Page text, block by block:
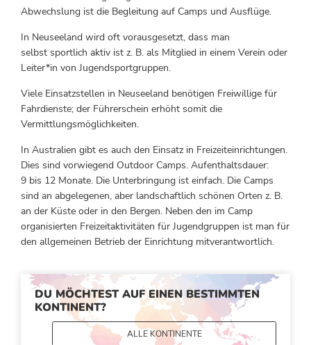
Abwechslung ist die Begleitung auf Camps und Ausflüge.
In Neuseeland wird oft vorausgesetzt, dass man
selbst sportlich aktiv ist z. B. als Mitglied in einem Verein oder
Leiter*in von Jugendsportgruppen.
Viele Einsatzstellen in Neuseeland benötigen Freiwillige für
Fahrdienste; der Führerschein erhöht somit die
Vermittlungsmöglichkeiten.
In Australien gibt es auch den Einsatz in Freizeiteinrichtungen.
Dies sind vorwiegend Outdoor Camps. Aufenthaltsdauer:
9 bis 12 Monate. Die Unterbringung ist einfach. Die Camps
sind an abgelegenen, aber landschaftlich schönen Orten z. B.
an der Küste oder in den Bergen. Neben den im Camp
organisierten Freizeitaktivitäten für Jugendgruppen ist man für
den allgemeinen Betrieb der Einrichtung mitverantwortlich.
DU MÖCHTEST AUF EINEN BESTIMMTEN
KONTINENT?
ALLE KONTINENTE